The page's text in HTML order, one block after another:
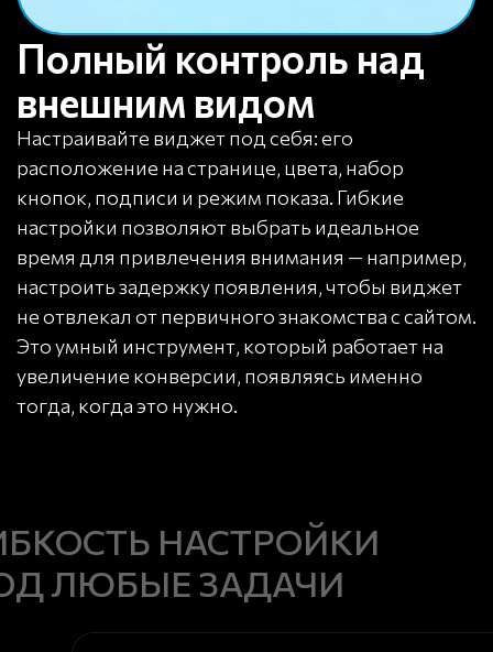
Полный контроль над
внешним видом
Настраивайте виджет под себя: его
расположение на странице, цвета, набор
кнопок, подписи и режим показа. Гибкие
настройки позволяют выбрать идеальное
время для привлечения внимания — например,
настроить задержку появления, чтобы виджет
не отвлекал от первичного знакомства с сайтом.
Это умный инструмент, который работает на
увеличение конверсии, появляясь именно
тогда, когда это нужно.
НАСТРОЙКИ
ЛЮБЫЕ ЗАДАЧИ